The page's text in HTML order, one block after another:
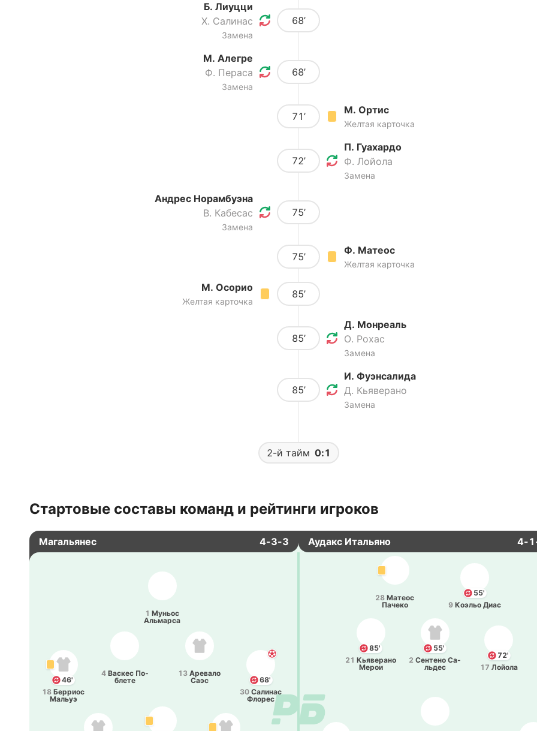
Б. Лиуцци
Х. Салинас
Замена
68’
М. Алегре
Ф. Пераса
Замена
68’
71’
М. Ортис
Желтая карточка
72’
П. Гуахардо
Ф. Лойола
Замена
Андрес Норамбуэна
В. Кабесас
Замена
75’
75’
Ф. Матеос
Желтая карточка
М. Осорио
Желтая карточка
85’
85’
Д. Монреаль
О. Рохас
Замена
85’
И. Фуэнсалида
Д. Кьяверано
Замена
2-й тайм 0:1
Стартовые составы команд и рейтинги игроков
Магальянес 4-3-3 Аудакс Итальяно 4-
1 Муньос
Альма­рса
68'
30 Са­ли­нас
Флорес
4 Васкес По­
бле­те
46'
18 Бе­рриос
Мальуэ
13 Аре­ва­ло
Саэс
72'
17 Лойола
85'
21 Кья­ве­ра­но
Мерои
55'
2 Се­нте­но Са­
льдес
55'
9 Коэльо Диас
28 Матеос
Пачеко